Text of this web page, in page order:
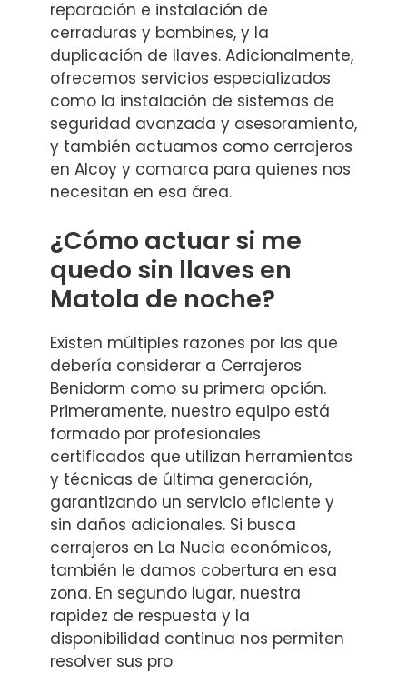
reparación e instalación de
cerraduras y bombines, y la
duplicación de llaves. Adicionalmente,
ofrecemos servicios especializados
como la instalación de sistemas de
seguridad avanzada y asesoramiento,
y también actuamos como cerrajeros
en Alcoy y comarca para quienes nos
necesitan en esa área.
¿Cómo actuar si me
quedo sin llaves en
Matola de noche?
Existen múltiples razones por las que
debería considerar a Cerrajeros
Benidorm como su primera opción.
Primeramente, nuestro equipo está
formado por profesionales
certificados que utilizan herramientas
y técnicas de última generación,
garantizando un servicio eficiente y
sin daños adicionales. Si busca
cerrajeros en La Nucia económicos,
también le damos cobertura en esa
zona. En segundo lugar, nuestra
rapidez de respuesta y la
disponibilidad continua nos permiten
resolver sus pro